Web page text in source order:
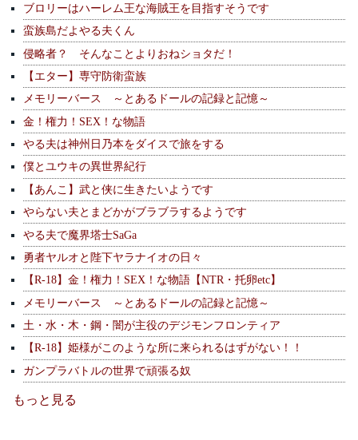
ブロリーはハーレム王な海賊王を目指すそうです
蛮族島だよやる夫くん
侵略者？ そんなことよりおねショタだ！
【エター】専守防衛蛮族
メモリーバース ～とあるドールの記録と記憶～
金！権力！SEX！な物語
やる夫は神州日乃本をダイスで旅をする
僕とユウキの異世界紀行
【あんこ】武と侠に生きたいようです
やらない夫とまどかがブラブラするようです
やる夫で魔界塔士SaGa
勇者ヤルオと陛下ヤラナイオの日々
【R-18】金！権力！SEX！な物語【NTR・托卵etc】
メモリーバース ～とあるドールの記録と記憶～
土・水・木・鋼・闇が主役のデジモンフロンティア
【R-18】姫様がこのような所に来られるはずがない！！
ガンプラバトルの世界で頑張る奴
もっと見る